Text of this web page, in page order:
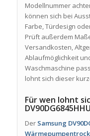
Modellnummer
können sich bei
Farbe, Türdesign
Prüft außerdem
Versandkosten,
Ablaufmöglichkeit
Waschmaschine
lohnt sich dieser
Für wen lohnt
Der Samsung